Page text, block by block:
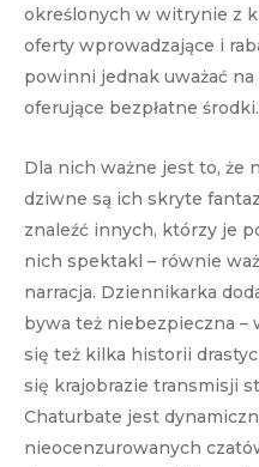
określonych w witrynie z
oferty wprowadzające i
powinni jednak uważać
oferujące bezpłatne środki.
Dla nich ważne jest to, że
dziwne są ich skryte
znaleźć innych, którzy je
nich spektakl – równie
narracja. Dziennikarka
bywa też niebezpieczna –
się też kilka historii
się krajobrazie transmisji
Chaturbate jest
nieocenzurowanych